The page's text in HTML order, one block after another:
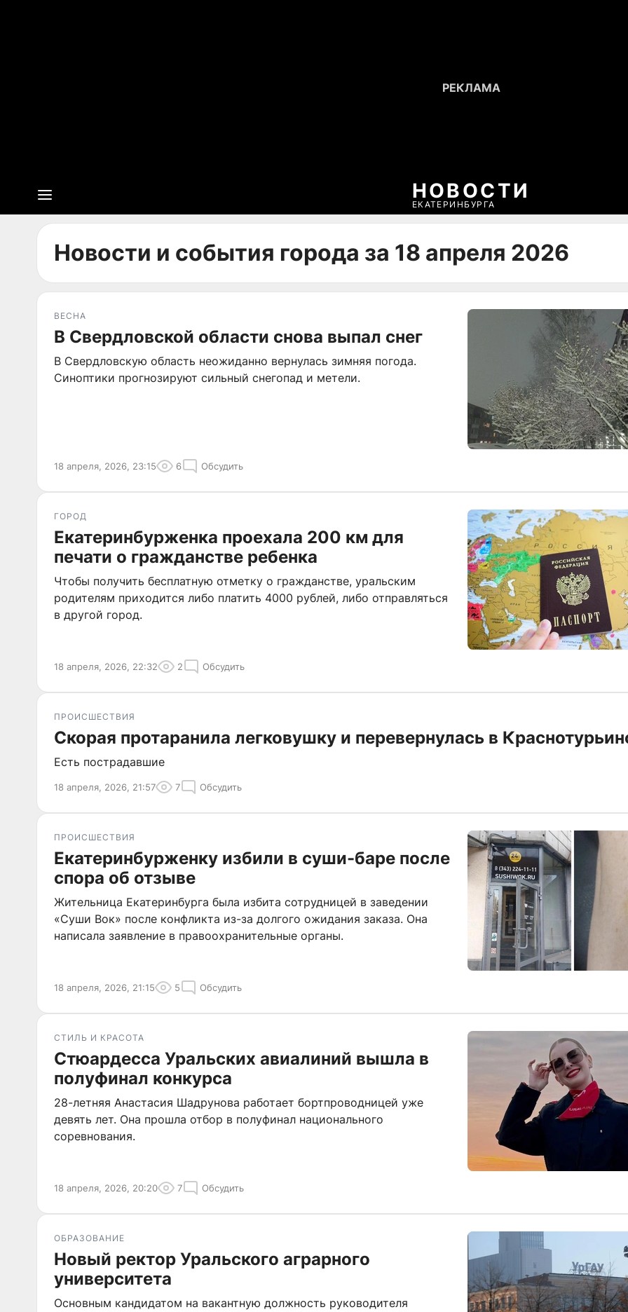
НОВОСТИ
ЕКАТЕРИНБУРГА
Новости и события города за 18 апреля 2026
ВЕСНА
В Свердловской области снова выпал снег
В Свердловскую область неожиданно вернулась зимняя погода.
Синоптики прогнозируют сильный снегопад и метели.
18 апреля, 2026, 23:15 6 Обсудить
ГОРОД
Екатеринбурженка проехала 200 км для
печати о гражданстве ребенка
Чтобы получить бесплатную отметку о гражданстве, уральским
родителям приходится либо платить 4000 рублей, либо отправляться
в другой город.
18 апреля, 2026, 22:32 2 Обсудить
ПРОИСШЕСТВИЯ
Скорая протаранила легковушку и перевернулась в
Есть пострадавшие
18 апреля, 2026, 21:57 7 Обсудить
ПРОИСШЕСТВИЯ
Екатеринбурженку избили в суши-баре после
спора об отзыве
Жительница Екатеринбурга была избита сотрудницей в заведении
«Суши Вок» после конфликта из-за долгого ожидания заказа. Она
написала заявление в правоохранительные органы.
18 апреля, 2026, 21:15 5 Обсудить
СТИЛЬ И КРАСОТА
Стюардесса Уральских авиалиний вышла в
полуфинал конкурса
28-летняя Анастасия Шадрунова работает бортпроводницей уже
девять лет. Она прошла отбор в полуфинал национального
соревнования.
18 апреля, 2026, 20:20 7 Обсудить
ОБРАЗОВАНИЕ
Новый ректор Уральского аграрного
университета
Основным кандидатом на вакантную должность руководителя